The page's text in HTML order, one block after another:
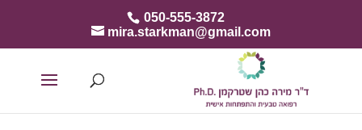
050-555-3872
mira.starkman@gmail.com